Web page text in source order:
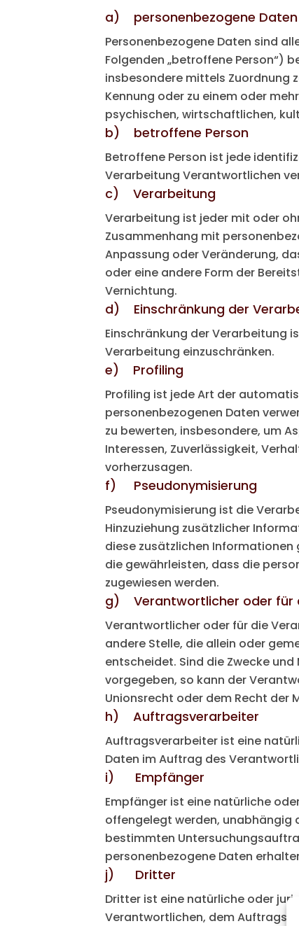
a) personenbezogene Daten
Personenbezogene Daten sind
Folgenden „betroffene Person“)
insbesondere mittels Zuordnung
Kennung oder zu einem oder
psychischen, wirtschaftlichen,
b) betroffene Person
Betroffene Person ist jede
Verarbeitung Verantwortlichen
c) Verarbeitung
Verarbeitung ist jeder mit oder
Zusammenhang mit
Anpassung oder Veränderung,
oder eine andere Form der
Vernichtung.
d) Einschränkung der
Einschränkung der Verarbeitung
Verarbeitung einzuschränken.
e) Profiling
Profiling ist jede Art der
personenbezogenen Daten
zu bewerten, insbesondere, um
Interessen, Zuverlässigkeit,
vorherzusagen.
f) Pseudonymisierung
Pseudonymisierung ist die
Hinzuziehung zusätzlicher
diese zusätzlichen
die gewährleisten, dass die
zugewiesen werden.
g) Verantwortlicher oder für
Verantwortlicher oder für die
andere Stelle, die allein oder
entscheidet. Sind die Zwecke
vorgegeben, so kann der
Unionsrecht oder dem Recht der
h) Auftragsverarbeiter
Auftragsverarbeiter ist eine
Daten im Auftrag des
i) Empfänger
Empfänger ist eine natürliche
offengelegt werden, unabhängig
bestimmten
personenbezogene Daten
j) Dritter
Dritter ist eine natürliche oder
Verantwortlichen, dem